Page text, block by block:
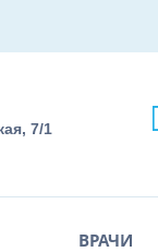
7/1
ВРАЧИ